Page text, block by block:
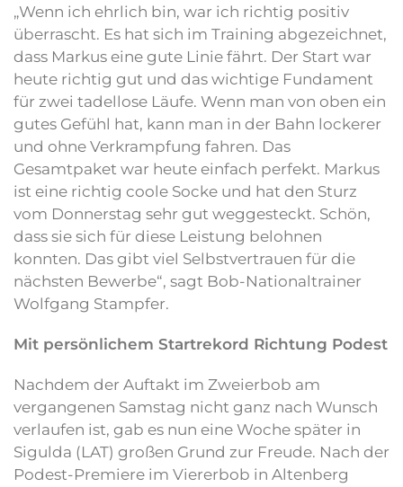
„Wenn ich ehrlich bin, war ich richtig positiv
überrascht. Es hat sich im Training abgezeichnet,
dass Markus eine gute Linie fährt. Der Start war
heute richtig gut und das wichtige Fundament
für zwei tadellose Läufe. Wenn man von oben ein
gutes Gefühl hat, kann man in der Bahn lockerer
und ohne Verkrampfung fahren. Das
Gesamtpaket war heute einfach perfekt. Markus
ist eine richtig coole Socke und hat den Sturz
vom Donnerstag sehr gut weggesteckt. Schön,
dass sie sich für diese Leistung belohnen
konnten. Das gibt viel Selbstvertrauen für die
nächsten Bewerbe“, sagt Bob-Nationaltrainer
Wolfgang Stampfer.
Mit persönlichem Startrekord Richtung Podest
Nachdem der Auftakt im Zweierbob am
vergangenen Samstag nicht ganz nach Wunsch
verlaufen ist, gab es nun eine Woche später in
Sigulda (LAT) großen Grund zur Freude. Nach der
Podest-Premiere im Viererbob in Altenberg